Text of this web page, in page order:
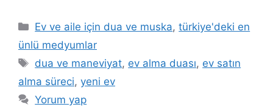
Ev ve aile için dua ve muska,türkiye'deki en
ünlü medyumlar
dua ve maneviyat, ev alma duası, ev satın
alma süreci, yeni ev
Yorum yap